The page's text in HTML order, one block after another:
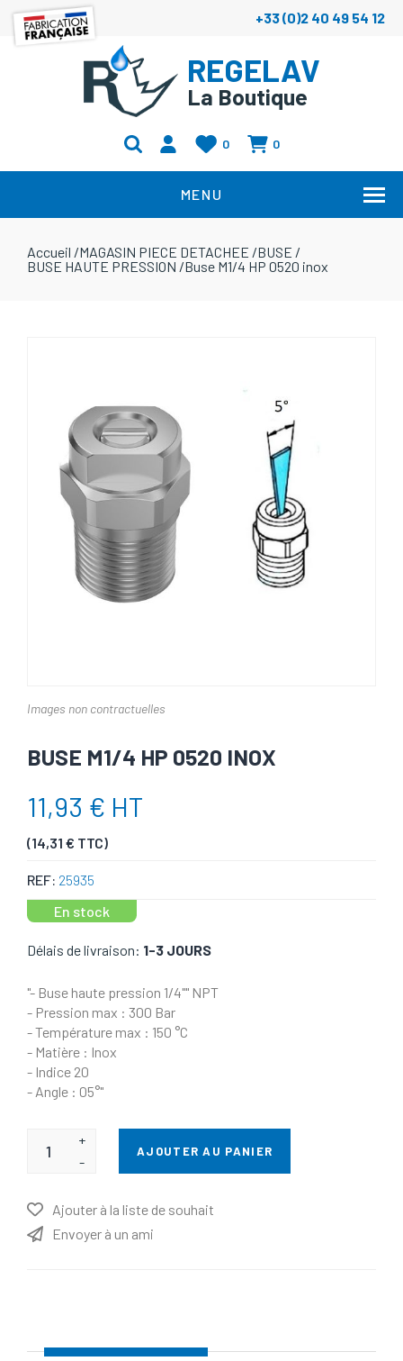
+33 (0)2 40 49 54 12
REGELAV
La Boutique
0 0
MENU
Accueil /MAGASIN PIECE DETACHEE /BUSE /
BUSE HAUTE PRESSION /Buse M1/4 HP 0520 inox
Images non contractuelles
BUSE M1/4 HP 0520 INOX
11,93 € HT
(14,31 € TTC)
REF: 25935
En stock
Délais de livraison: 1-3 JOURS
"- Buse haute pression 1/4"" NPT
- Pression max : 300 Bar
- Température max : 150 °C
- Matière : Inox
- Indice 20
- Angle : 05°"
+
-
AJOUTER AU PANIER
Ajouter à la liste de souhait
Envoyer à un ami